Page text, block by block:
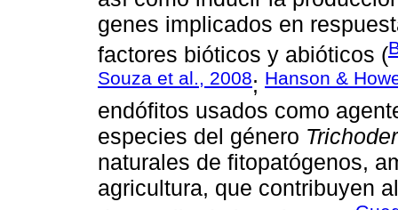
genes implicados en
factores bióticos y abióticos (
Souza et al., 2008; Hanson &
endófitos usados como
especies del género
naturales de fitopatógenos,
agricultura, que contribuyen